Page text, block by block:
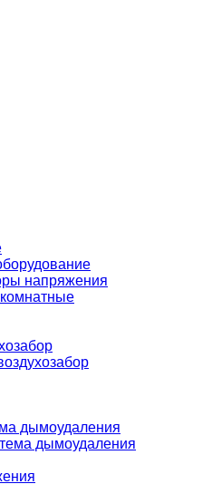
напряжения
дымоудаления
дымоудаления